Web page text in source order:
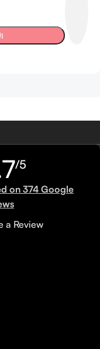
/5
on 374 Google
a Review